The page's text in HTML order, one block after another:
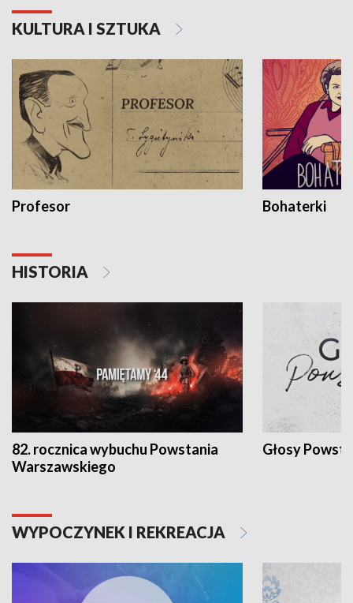
KULTURA I SZTUKA
Profesor Bohaterki
HISTORIA
82. rocznica wybuchu Powstania
Warszawskiego
Głosy
WYPOCZYNEK I REKREACJA